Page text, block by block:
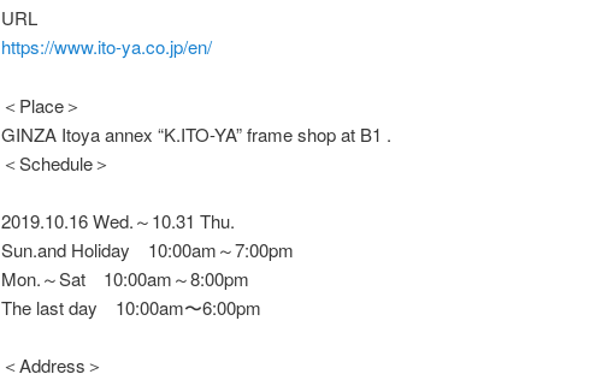
URL
https://www.ito-ya.co.jp/en/
＜Place＞
GINZA Itoya annex “K.ITO-YA” frame shop at B1 .
＜Schedule＞
2019.10.16 Wed.～10.31 Thu.
Sun.and Holiday 10:00am～7:00pm
Mon.～Sat 10:00am～8:00pm
The last day 10:00am〜6:00pm
＜Address＞